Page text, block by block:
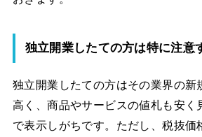
独立開業したての方は特に注意
独立開業したての方はその業界の新
高く、商品やサービスの値札も安く
で表示しがちです。ただし、税抜価